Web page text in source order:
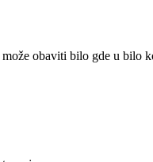
obaviti bilo gde u